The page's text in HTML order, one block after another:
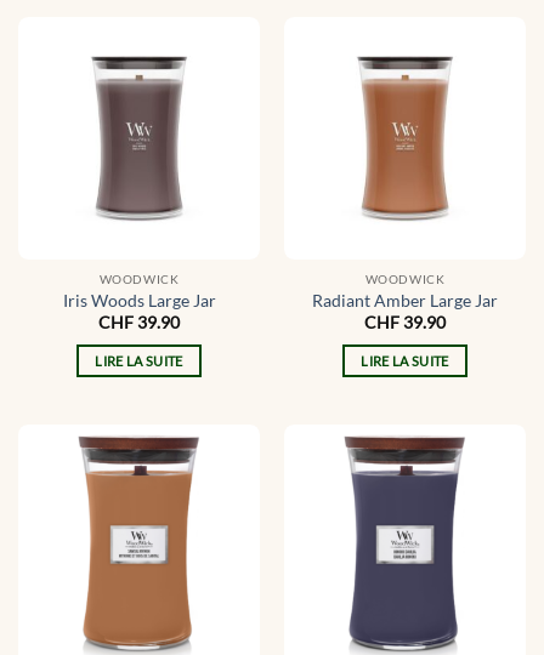
WOODWICK
Iris Woods Large Jar
CHF39.90
LIRE LA SUITE
WOODWICK
Radiant Amber Large Jar
CHF39.90
LIRE LA SUITE